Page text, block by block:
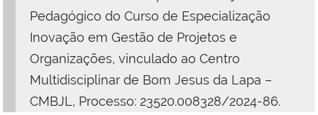
Pedagógico do Curso de Especialização
Inovação em Gestão de Projetos e
Organizações, vinculado ao Centro
Multidisciplinar de Bom Jesus da Lapa –
CMBJL, Processo: 23520.008328/2024-86.